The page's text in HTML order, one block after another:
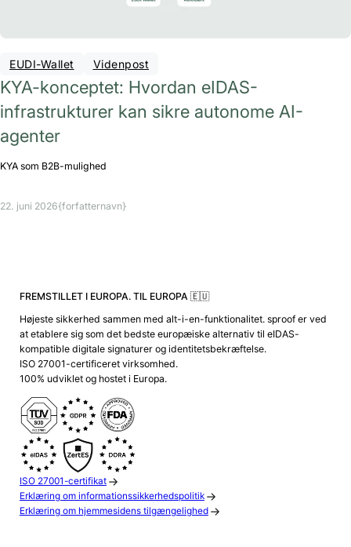
EUDI-Wallet Videnpost
KYA-konceptet: Hvordan eIDAS-
infrastrukturer kan sikre autonome AI-
agenter
KYA som B2B-mulighed
22. juni 2026{forfatternavn}
FREMSTILLET I EUROPA. TIL EUROPA 🇪🇺
Højeste sikkerhed sammen med alt-i-en-funktionalitet. sproof er ved
at etablere sig som det bedste europæiske alternativ til eIDAS-
kompatible digitale signaturer og identitetsbekræftelse.
ISO 27001-certificeret virksomhed.
100% udviklet og hostet i Europa.
ISO 27001-certifikat
Erklæring om informationssikkerhedspolitik
Erklæring om hjemmesidens tilgængelighed